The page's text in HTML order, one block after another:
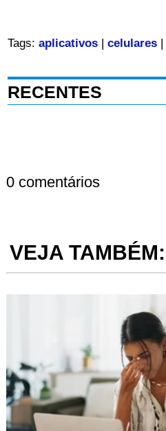
Tags: aplicativos| celulares|
RECENTES
0 comentários
VEJA TAMBÉM: